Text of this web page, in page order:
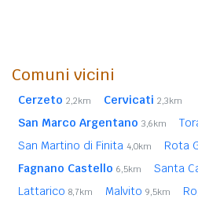
Comuni vicini
Cerzeto 2,2km Cervicati 2,3km
San Marco Argentano 3,6km
San Martino di Finita 4,0km Rota
Fagnano Castello 6,5km Santa
Lattarico 8,7km Malvito 9,5km